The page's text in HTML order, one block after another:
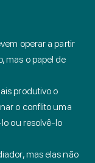
operar a partir
mas o papel de
produtivo o
o conflito uma
ou resolvê-lo
mas elas não